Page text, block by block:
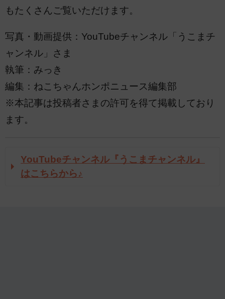
もたくさんご覧いただけます。
写真・動画提供：YouTubeチャンネル「うこまチ
ャンネル」さま
執筆：みっき
編集：ねこちゃんホンポニュース編集部
※本記事は投稿者さまの許可を得て掲載しており
ます。
YouTubeチャンネル『うこまチャンネル』
はこちらから♪